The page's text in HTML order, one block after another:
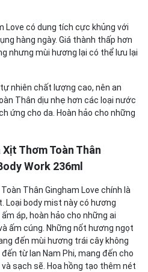
Love có dung tích cực khủng với
hàng ngày. Giá thành thấp hơn
nhưng mùi hương lại có thể lưu lại
nhiên chất lượng cao, nên an
Thân dịu nhẹ hơn các loại nước
ứng cho da. Hoàn hảo cho những
Thơm Toàn Thân
Work 236ml
Thân Gingham Love chính là
Loại body mist này có hương
áp, hoàn hảo cho những ai
ấm cúng. Những nốt hương ngọt
đến mùi hương trái cây không
từ lan Nam Phi, mang đến cho
sạch sẽ. Hoa hồng tạo thêm nét